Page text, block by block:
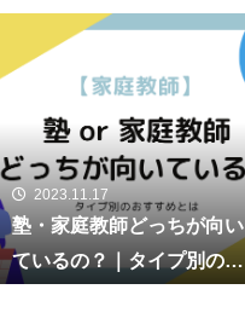
2023.11.17
塾・家庭教師どっちが向い
ているの？｜タイプ別のお